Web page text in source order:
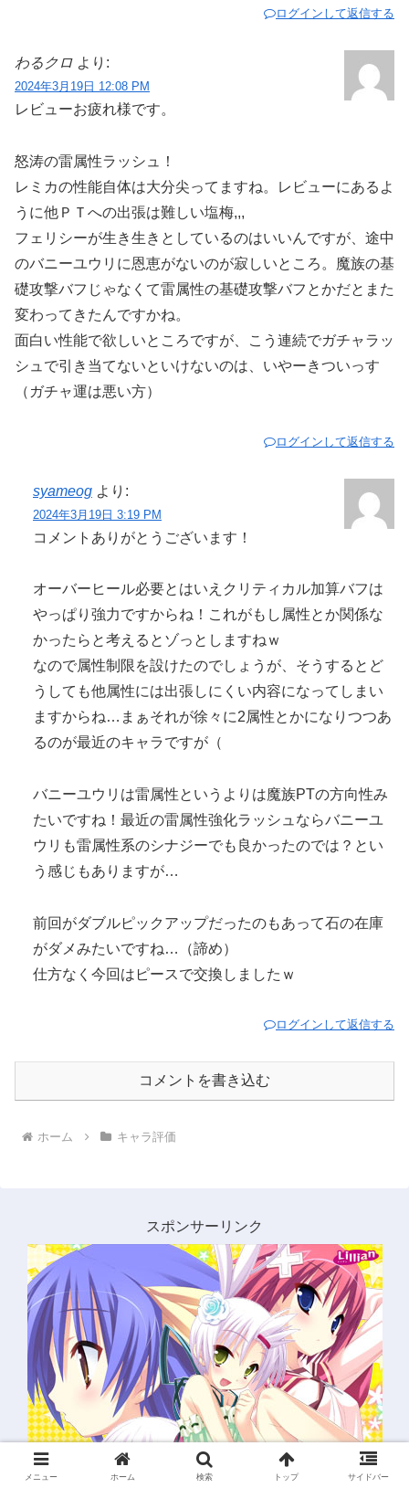
ログインして返信する
わるクロ より:
2024年3月19日 12:08 PM
レビューお疲れ様です。
怒涛の雷属性ラッシュ！
レミカの性能自体は大分尖ってますね。レビューにあるよ
うに他ＰＴへの出張は難しい塩梅,,,
フェリシーが生き生きとしているのはいいんですが、途中
のバニーユウリに恩恵がないのが寂しいところ。魔族の基
礎攻撃バフじゃなくて雷属性の基礎攻撃バフとかだとまた
変わってきたんですかね。
面白い性能で欲しいところですが、こう連続でガチャラッ
シュで引き当てないといけないのは、いやーきついっす
（ガチャ運は悪い方）
ログインして返信する
syameog より:
2024年3月19日 3:19 PM
コメントありがとうございます！
オーバーヒール必要とはいえクリティカル加算バフは
やっぱり強力ですからね！これがもし属性とか関係な
かったらと考えるとゾっとしますねｗ
なので属性制限を設けたのでしょうが、そうするとど
うしても他属性には出張しにくい内容になってしまい
ますからね…まぁそれが徐々に2属性とかになりつつあ
るのが最近のキャラですが（
バニーユウリは雷属性というよりは魔族PTの方向性み
たいですね！最近の雷属性強化ラッシュならバニーユ
ウリも雷属性系のシナジーでも良かったのでは？とい
う感じもありますが…
前回がダブルピックアップだったのもあって石の在庫
がダメみたいですね…（諦め）
仕方なく今回はピースで交換しましたｗ
ログインして返信する
コメントを書き込む
ホーム キャラ評価
スポンサーリンク
メニュー ホーム 検索 トップ サイドバー